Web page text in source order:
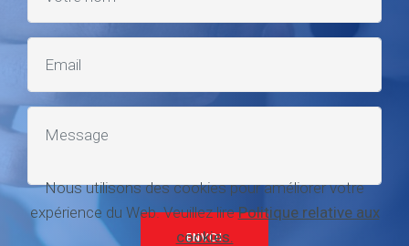
ENVOI
Nous utilisons des cookies pour améliorer votre
expérience du Web. Veuillez lirePolitique relative aux
cookies.